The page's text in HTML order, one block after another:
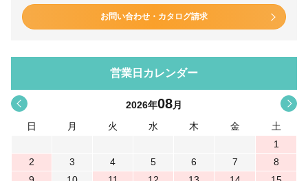
お問い合わせ・カタログ請求
営業日カレンダー
< >
2026年08月
日
月 火 水 木 金
土
1
2
3 4 5 6 7
8